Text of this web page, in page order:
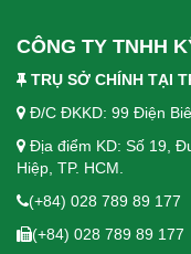
CÔNG TY TNHH
TRỤ SỞ CHÍNH TẠI
Đ/C ĐKKD: 99 Điện
Địa điểm KD: Số 19,
Hiệp, TP. HCM.
(+84) 028 789 89 177
(+84) 028 789 89 177